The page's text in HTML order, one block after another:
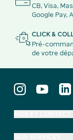
CB, Visa,
Google Pay,
CLICK &
Pré-
de votre